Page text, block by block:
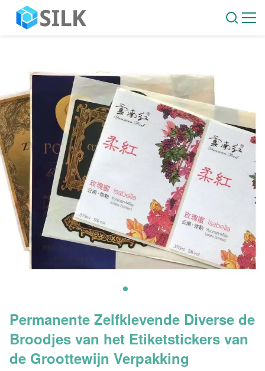
Permanente Zelfklevende Diverse de
Broodjes van het Etiketstickers van
de Groottewijn Verpakking